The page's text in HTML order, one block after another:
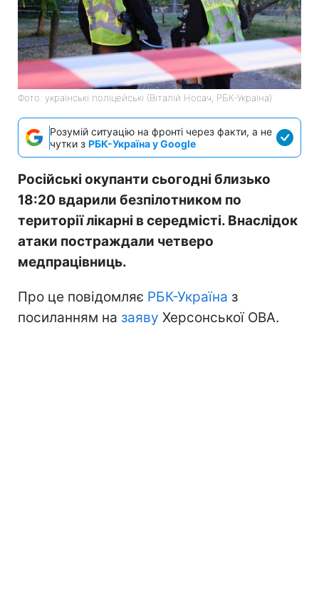
Фото: українські поліцейські (Віталій Носач, РБК-Україна)
Розумій ситуацію на фронті через факти, а не
чутки з РБК-Україна у Google
Російські окупанти сьогодні близько
18:20 вдарили безпілотником по
території лікарні в середмісті. Внаслідок
атаки постраждали четверо
медпрацівниць.
Про це повідомляє РБК-Україна з
посиланням на заяву Херсонської ОВА.